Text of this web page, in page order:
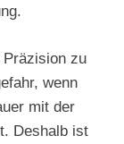
zu
wenn
mit der
Deshalb ist